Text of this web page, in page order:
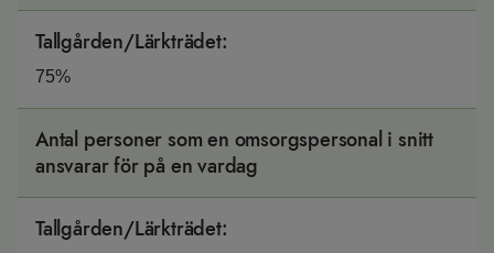
Tallgården/Lärkträdet:
75%
Antal personer som en omsorgspersonal i snitt
ansvarar för på en vardag
Tallgården/Lärkträdet: